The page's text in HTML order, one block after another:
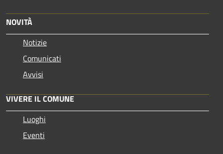
NOVITÀ
Notizie
Comunicati
Avvisi
VIVERE IL COMUNE
Luoghi
Eventi